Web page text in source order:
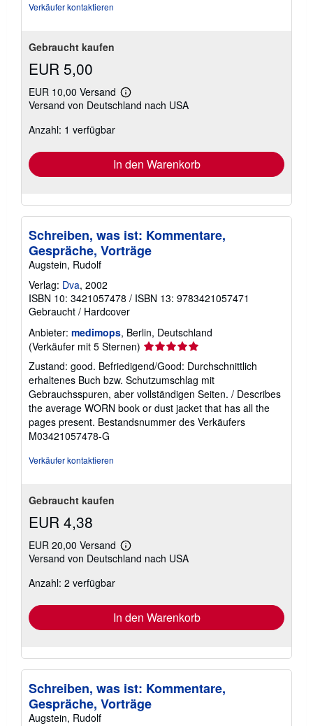
Verkäufer kontaktieren
Gebraucht kaufen
EUR 5,00
EUR 10,00 Versand
Weitere
Informationen
Versand von Deutschland nach USA
Anzahl: 1 verfügbar
In den Warenkorb
Schreiben, was ist: Kommentare,
Gespräche, Vorträge
Augstein, Rudolf
Verlag: Dva, 2002
ISBN 10: 3421057478 / ISBN 13: 9783421057471
Gebraucht / Hardcover
Anbieter: medimops, Berlin, Deutschland
(Verkäufer mit 5 Sternen) Verkäuferbewertung
von
5
Sternen
Zustand: good. Befriedigend/Good: Durchschnittlich
erhaltenes Buch bzw. Schutzumschlag mit
Gebrauchsspuren, aber vollständigen Seiten. / Describes
the average WORN book or dust jacket that has all the
pages present. Bestandsnummer des Verkäufers
M03421057478-G
Verkäufer kontaktieren
Gebraucht kaufen
EUR 4,38
EUR 20,00 Versand
Weitere
Informationen
Versand von Deutschland nach USA
Anzahl: 2 verfügbar
In den Warenkorb
Schreiben, was ist: Kommentare,
Gespräche, Vorträge
Augstein, Rudolf